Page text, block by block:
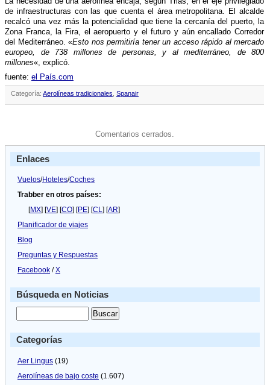
de infraestructuras con las que cuenta el área metropolitana. El alcalde
recalcó una vez más la potencialidad que tiene la cercaní­a del puerto, la
Zona Franca, la Fira, el aeropuerto y el futuro y aún encallado Corredor
del Mediterráneo. «Esto nos permitirí­a tener un acceso rápido al mercado
europeo, de 738 millones de personas, y al mediterráneo, de 800
millones«, explicó.
fuente: el Paí­s.com
Categoría: Aerolíneas tradicionales Spanair
Comentarios cerrados.
Enlaces
Vuelos/Hoteles/Coches
Trabber en otros países:
[MX] [VE] [CO] [PE] [CL] [AR]
Planificador de viajes
Blog
Preguntas y Respuestas
Facebook /X
Búsqueda en Noticias
Categorías
Aer Lingus (19)
Aerolíneas de bajo coste (1.607)